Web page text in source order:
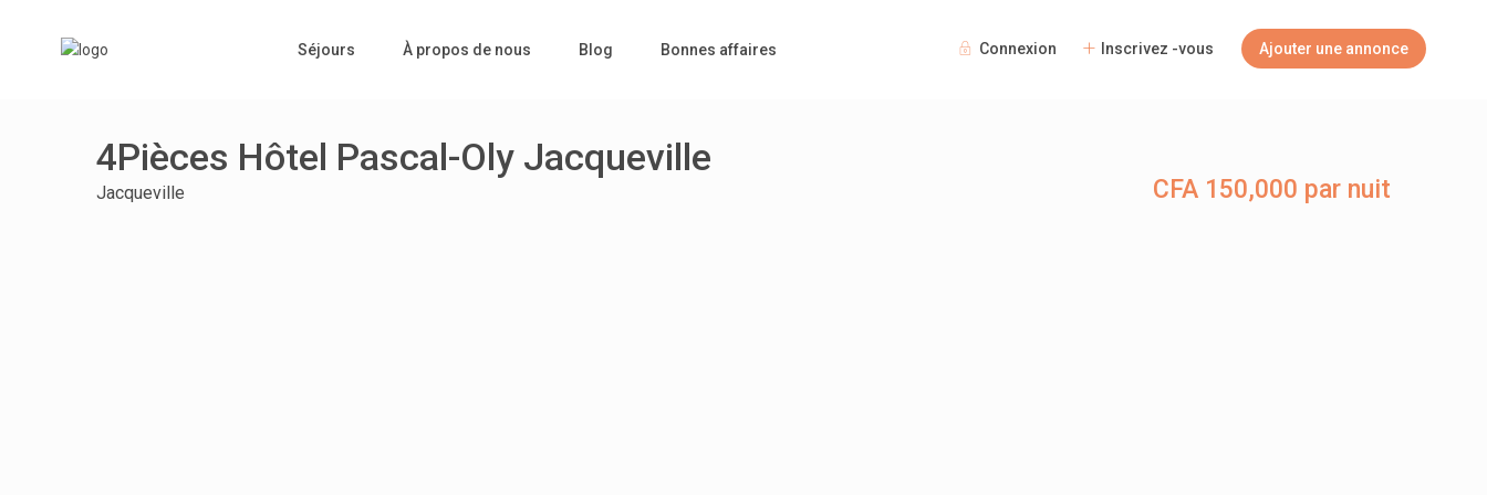
Connexion Inscrivez -vous Ajouter une annonce
Séjours À propos de nous Blog Bonnes affaires
4Pièces Hôtel Pascal-Oly Jacqueville
CFA 150,000 par nuit
Jacqueville